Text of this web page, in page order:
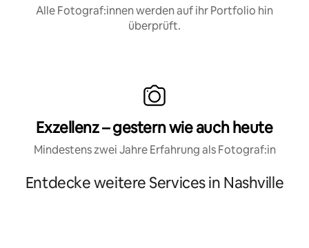
Alle Fotograf:innen werden auf ihr Portfolio hin
überprüft.
Exzellenz – gestern wie auch heute
Mindestens zwei Jahre Erfahrung als Fotograf:in
Entdecke weitere Services in Nashville